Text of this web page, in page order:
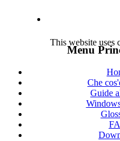
This website uses
Menu
Che
Guide